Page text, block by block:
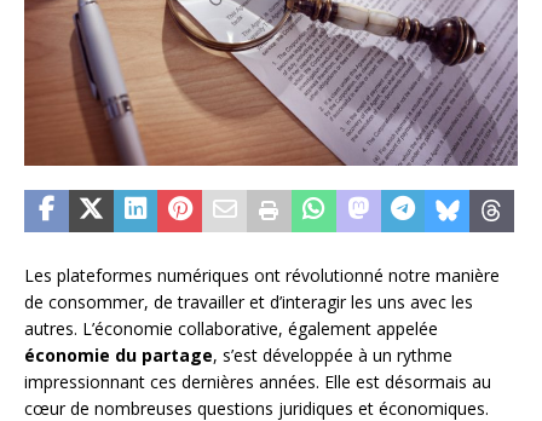
Les plateformes numériques ont révolutionné notre manière
de consommer, de travailler et d’interagir les uns avec les
autres. L’économie collaborative, également appelée
économie du partage, s’est développée à un rythme
impressionnant ces dernières années. Elle est désormais au
cœur de nombreuses questions juridiques et économiques.